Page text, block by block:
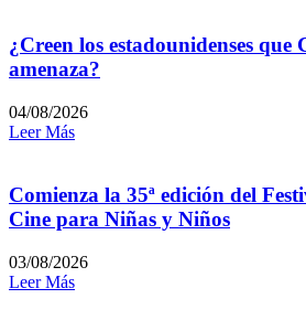
¿Creen los estadounidenses que
amenaza?
04/08/2026
Leer Más
Comienza la 35ª edición del
Cine para Niñas y Niños
03/08/2026
Leer Más